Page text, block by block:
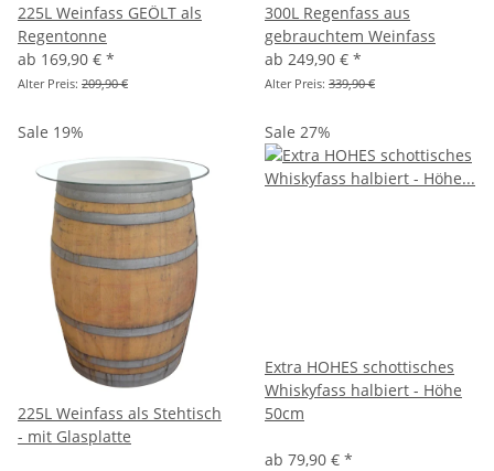
225L Weinfass GEÖLT als
Regentonne
ab 169,90 € *
Alter Preis: 209,90 €
300L Regenfass aus
gebrauchtem Weinfass
ab 249,90 € *
Alter Preis: 339,90 €
Sale 19%
225L Weinfass als Stehtisch
- mit Glasplatte
Sale 27%
Extra HOHES schottisches
Whiskyfass halbiert - Höhe
50cm
ab 79,90 € *